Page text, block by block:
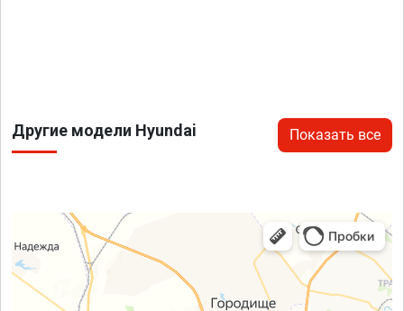
Другие модели Hyundai Показать все